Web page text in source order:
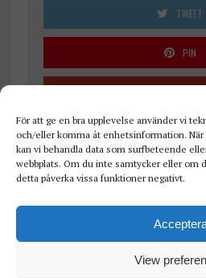
För att ge en bra upplevelse använder vi
och/eller komma åt enhetsinformation.
kan vi behandla data som surfbeteende
webbplats. Om du inte samtycker eller om
detta påverka vissa funktioner negativt.
View
TWEET
PIN